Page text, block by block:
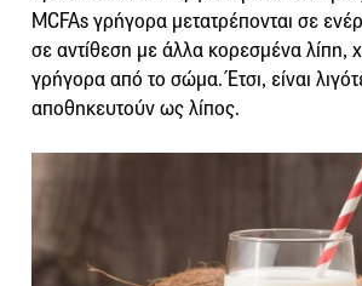
MCFAs γρήγορα μετατρέπονται σε
σε αντίθεση με άλλα κορεσμένα λίπη,
γρήγορα από το σώμα. Έτσι, είναι
αποθηκευτούν ως λίπος.